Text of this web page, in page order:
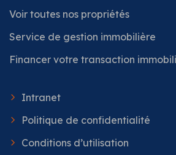
Voir toutes nos propriétés
Service de gestion immobilière
Financer votre transaction
Intranet
Politique de confidentialité
Conditions d’utilisation